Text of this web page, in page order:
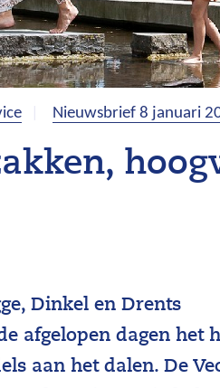
Nieuwsbrief 8 januari
Dinkel en Drents
afgelopen dagen het
aan het dalen. De